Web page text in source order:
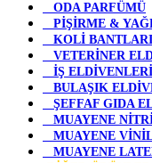
ODA PARFÜMÜ
PİŞİRME &
KOLİ BANTLARI
VETERİNER
İŞ ELDİVENLERİ
BULAŞIK
ŞEFFAF GIDA
MUAYENE
MUAYENE
MUAYENE